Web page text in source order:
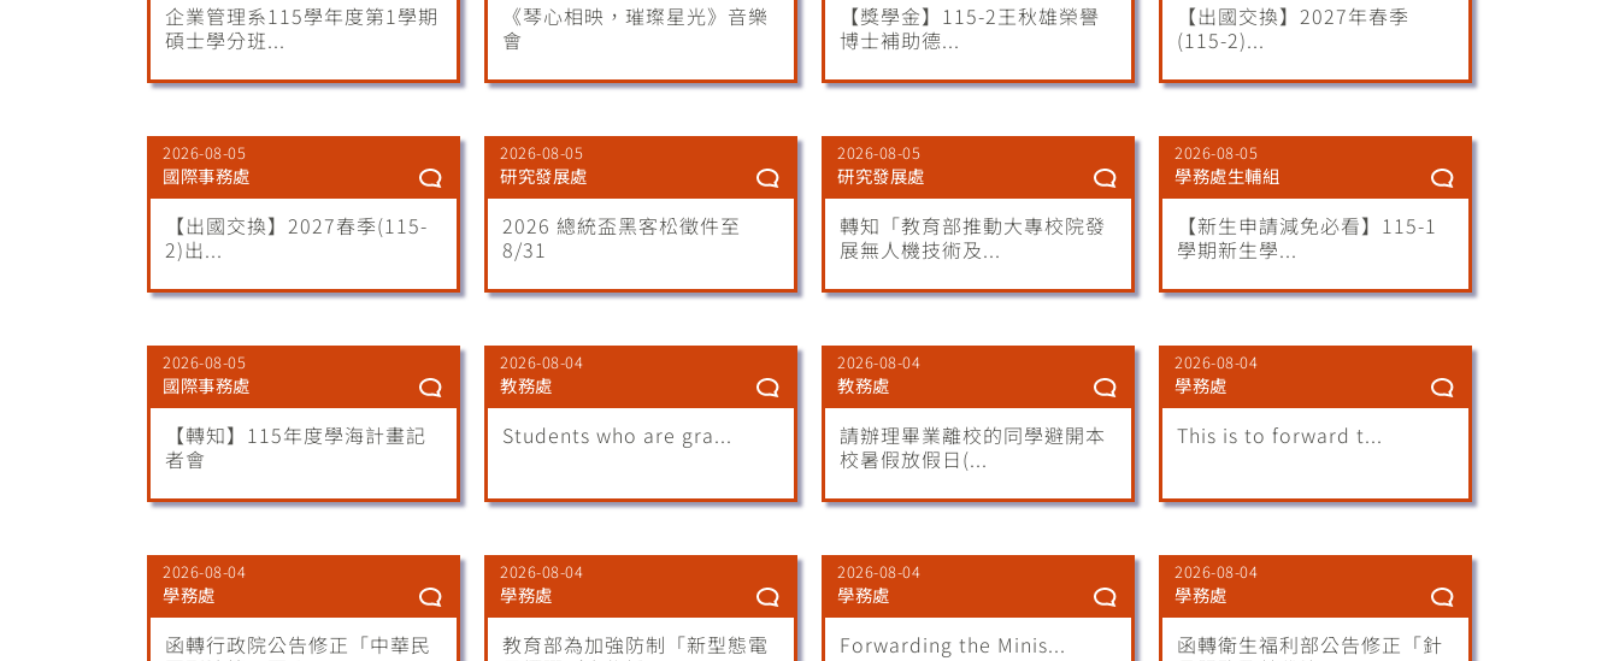
企業管理系115學年度第1學期
碩士學分班...
《琴心相映，璀璨星光》音樂
會
【獎學金】115-2王秋雄榮譽
博士補助德...
【出國交換】2027年春季
(115-2)...
2026-08-05
國際事務處
【出國交換】2027春季(115-
2)出...
2026-08-05
研究發展處
2026 總統盃黑客松徵件至
8/31
2026-08-05
研究發展處
轉知「教育部推動大專校院發
展無人機技術及...
2026-08-05
學務處生輔組
【新生申請減免必看】115-1
學期新生學...
2026-08-05
國際事務處
【轉知】115年度學海計畫記
者會
2026-08-04
教務處
Students who are gra...
2026-08-04
教務處
請辦理畢業離校的同學避開本
校暑假放假日(...
2026-08-04
學務處
This is to forward t...
2026-08-04
學務處
函轉行政院公告修正「中華民
2026-08-04
學務處
教育部為加強防制「新型態電
2026-08-04
學務處
Forwarding the Minis...
2026-08-04
學務處
函轉衛生福利部公告修正「針